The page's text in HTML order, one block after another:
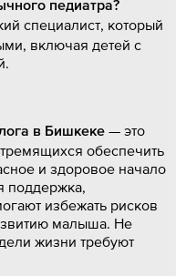
педиатра?
специалист, который
включая детей с
в Бишкеке — это
обеспечить
и здоровое начало
поддержка,
избежать рисков
малыша. Не
жизни требуют